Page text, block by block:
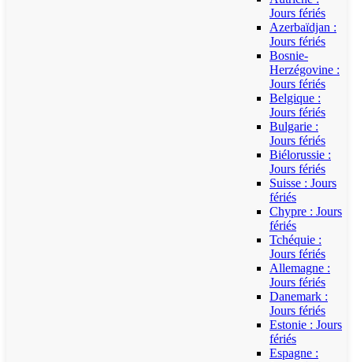
Jours fériés
Azerbaïdjan :
Jours fériés
Bosnie-
Herzégovine :
Jours fériés
Belgique :
Jours fériés
Bulgarie :
Jours fériés
Biélorussie :
Jours fériés
Suisse : Jours
fériés
Chypre : Jours
fériés
Tchéquie :
Jours fériés
Allemagne :
Jours fériés
Danemark :
Jours fériés
Estonie : Jours
fériés
Espagne :